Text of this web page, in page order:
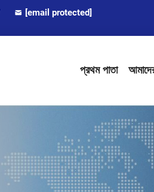
[email protected]
প্রথম পাতা